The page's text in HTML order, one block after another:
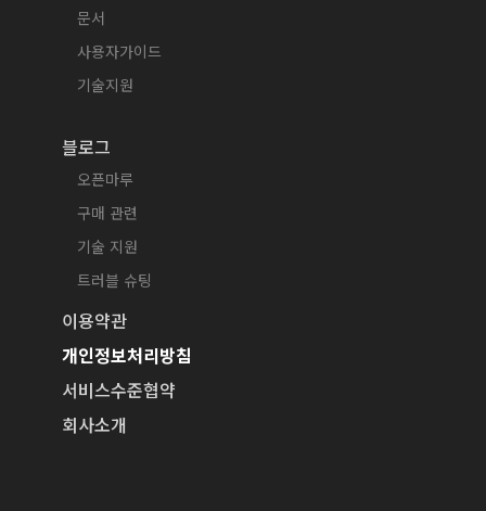
문서
사용자가이드
기술지원
블로그
오픈마루
구매 관련
기술 지원
트러블 슈팅
이용약관
개인정보처리방침
서비스수준협약
회사소개